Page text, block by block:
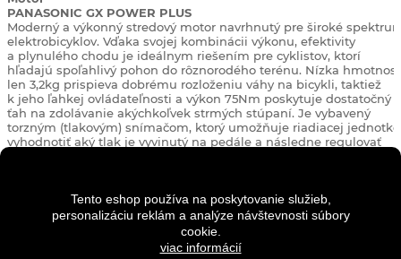
Tento eshop používa na poskytovanie služieb,
personalizáciu reklám a analýze návštevnosti súbory
cookie.
viac informácií
PANASONIC GX POWER PLUS
Moderný a výkonný stredový motor navrhnutý pre široké
elektrobicyklov. Vďaka svojej kombinácii výkonu, efektivity
a plynulého chodu je ideálnym riešením pre cyklistov, ktorí
hľadajú spoľahlivý pohon do rôznorodého terénu. Nízka hmotnosť
len 3,2kg prispieva dobrému rozloženiu váhy na bicykli, taktiež
k jeho ľahkej ovládateľnosti a výkon 75Nm poskytuje dostatočný
ťah na zdolávanie akýchkoľvek strmých stúpaní. Je vybavený
torzným (tlakovým) snímačom, ktorý umožňuje riadiacej jednotke
vyhodnotiť aký tlak je vyvinutý na pedále a následne regulovať
viac obľúbený medzi rekreačnými aj profesionálnymi jazdcami.
hľadáte pohon, ktorý kombinuje výkon, spoľahlivosť a špičkovú
technológiu, Panasonic GX Power Plus je tou správnou voľbou.